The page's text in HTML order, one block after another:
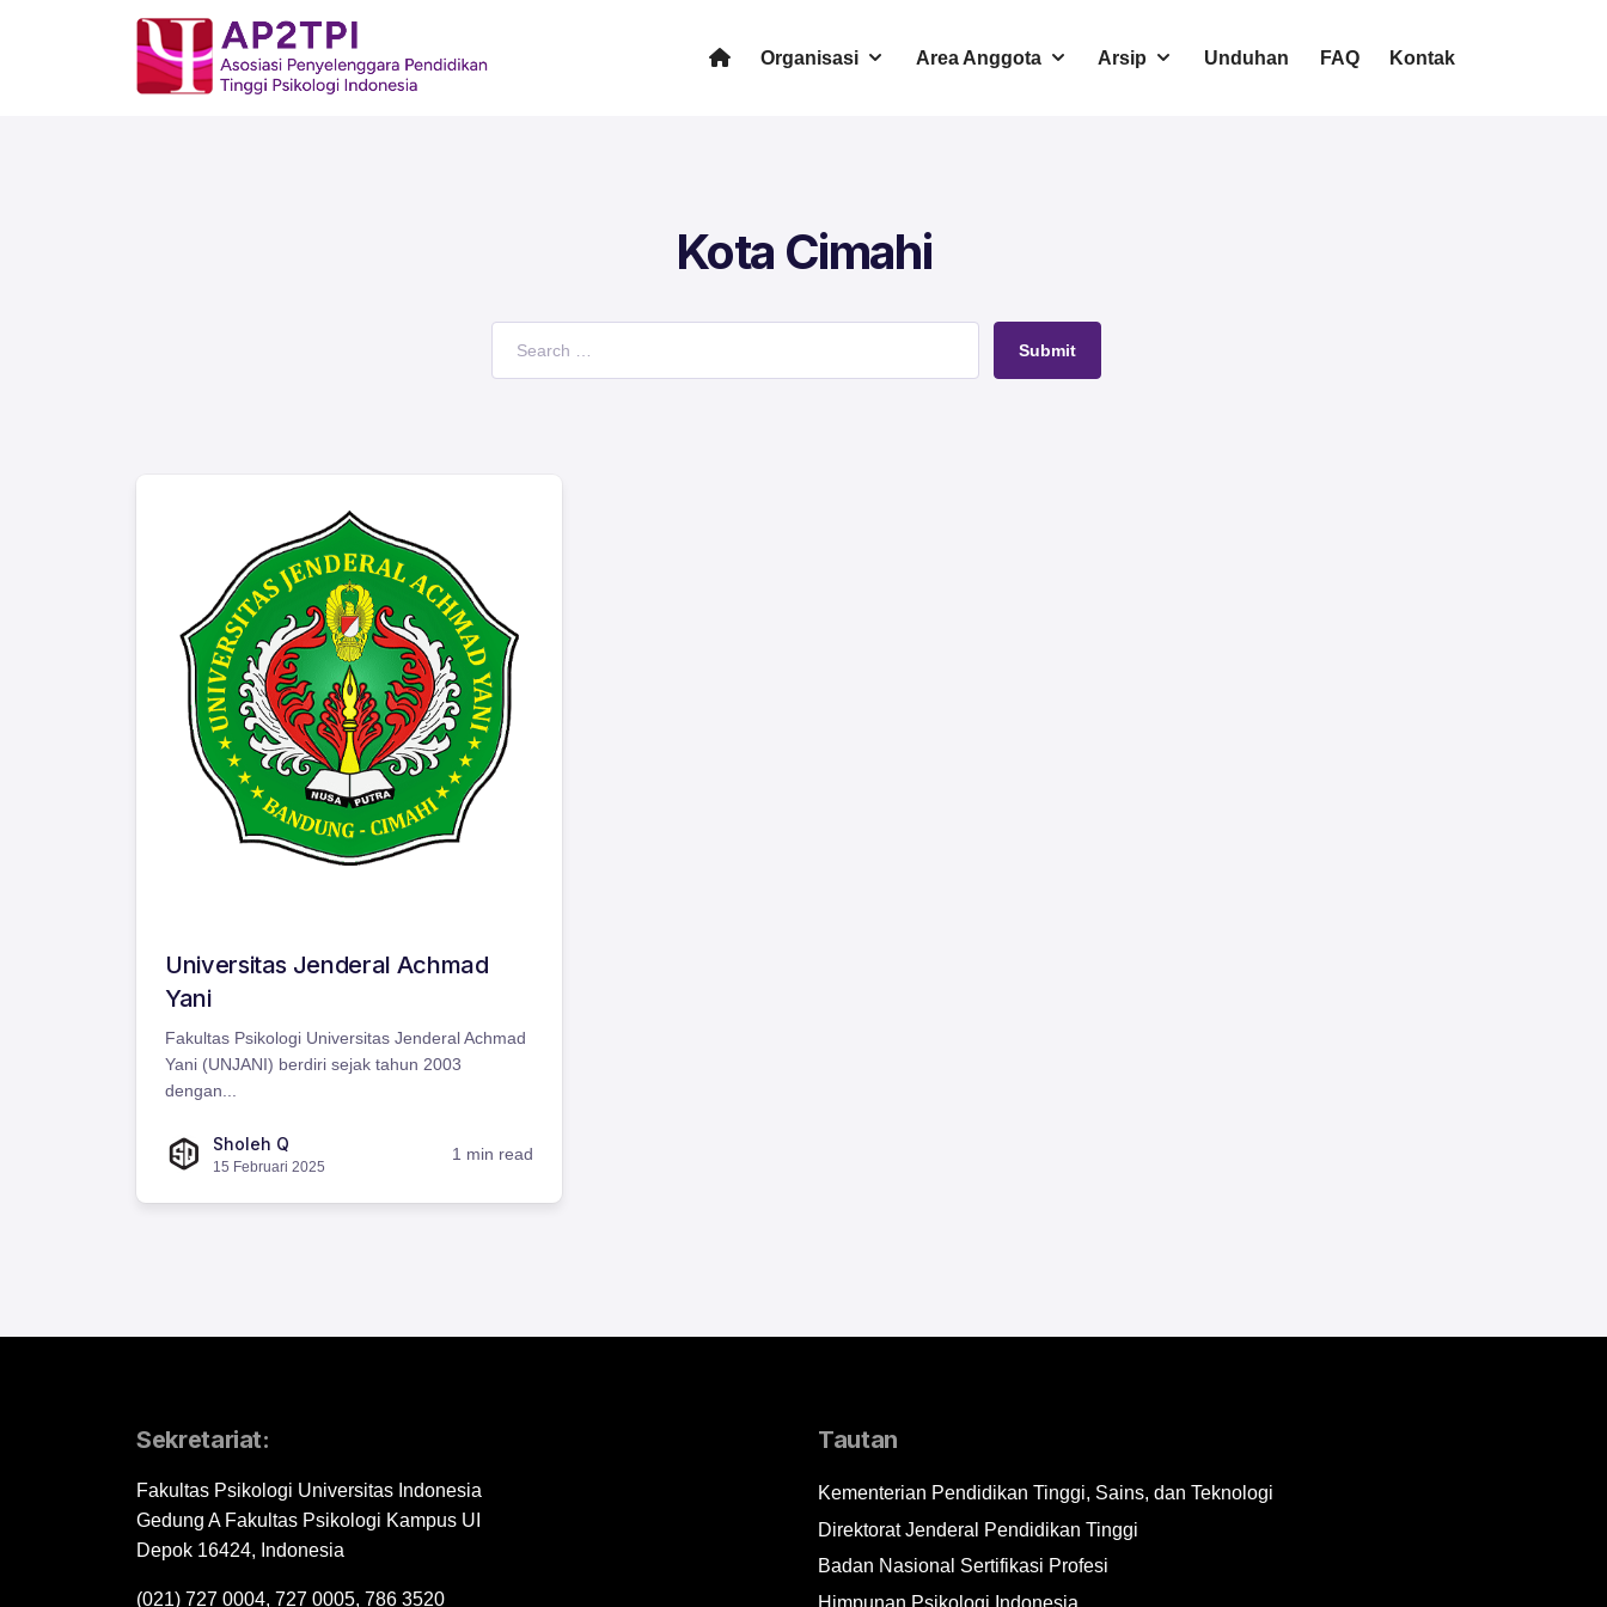
Organisasi Area Anggota Arsip Unduhan FAQ Kontak
Kota Cimahi
Submit
Universitas Jenderal Achmad
Yani
Fakultas Psikologi Universitas Jenderal Achmad
Yani (UNJANI) berdiri sejak tahun 2003
dengan...
Sholeh Q
15 Februari 2025
1 min read
Sekretariat:
Fakultas Psikologi Universitas Indonesia
Gedung A Fakultas Psikologi Kampus UI
Depok 16424, Indonesia
(021) 727 0004, 727 0005, 786 3520
Tautan
Kementerian Pendidikan Tinggi, Sains, dan Teknologi
Direktorat Jenderal Pendidikan Tinggi
Badan Nasional Sertifikasi Profesi
Himpunan Psikologi Indonesia